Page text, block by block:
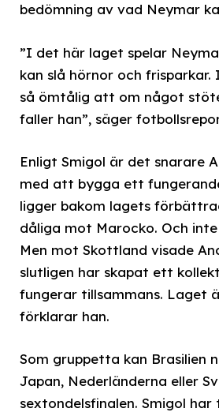
bedömning av vad Neymar
”I det här laget spelar
kan slå hörnor och frisparkar.
så ömtålig att om något
faller han”, säger
Enligt Smigol är det snarare
med att bygga ett
ligger bakom lagets
dåliga mot Marocko. Och
Men mot Skottland visade
slutligen har skapat ett
fungerar tillsammans. Laget
förklarar han.
Som gruppetta kan Brasilien
Japan, Nederländerna eller
sextondelsfinalen. Smigol har